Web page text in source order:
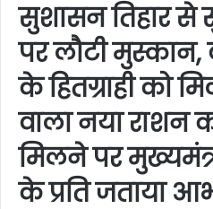
सुशासन तिहार
पर लौटी मुस्कान,
के हितग्राही को
वाला नया राशन
मिलने पर
के प्रति जताया